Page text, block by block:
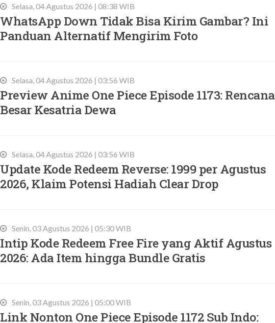
Selasa, 04 Agustus 2026 | 08:38 WIB
WhatsApp Down Tidak Bisa Kirim Gambar? Ini
Panduan Alternatif Mengirim Foto
Selasa, 04 Agustus 2026 | 03:56 WIB
Preview Anime One Piece Episode 1173: Rencana
Besar Kesatria Dewa
Selasa, 04 Agustus 2026 | 03:56 WIB
Update Kode Redeem Reverse: 1999 per Agustus
2026, Klaim Potensi Hadiah Clear Drop
Senin, 03 Agustus 2026 | 05:30 WIB
Intip Kode Redeem Free Fire yang Aktif Agustus
2026: Ada Item hingga Bundle Gratis
Senin, 03 Agustus 2026 | 05:00 WIB
Link Nonton One Piece Episode 1172 Sub Indo: